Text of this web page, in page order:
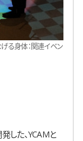
る身体：関連イベン
した、YCAMと